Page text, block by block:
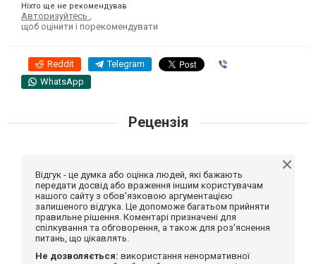
Ніхто ще не рекомендував
Авторизуйтесь
щоб оцінити і порекомендувати
Reddit Telegram
WhatsApp
Рецензія
Відгук - це думка або оцінка людей, які бажають
передати досвід або враження іншим користувачам
нашого сайту з обов'язковою аргументацією
залишеного відгука. Це допоможе багатьом прийняти
правильне рішення. Коментарі призначені для
спілкування та обговорення, а також для роз'яснення
питань, що цікавлять.
Не дозволяється: використання ненормативної